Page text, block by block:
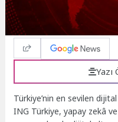
Türkiye’nin en sevilen
ING Türkiye, yapay zekâ